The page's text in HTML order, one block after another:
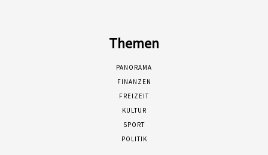
Themen
PANORAMA
FINANZEN
FREIZEIT
KULTUR
SPORT
POLITIK